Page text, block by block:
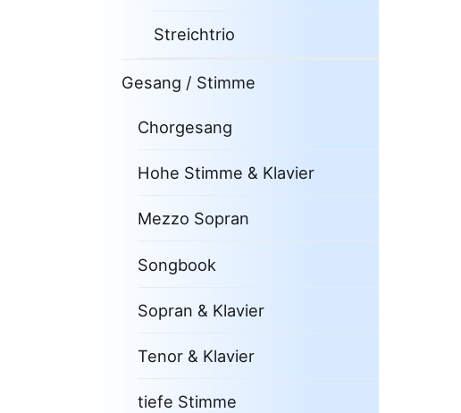
Streichtrio
Gesang / Stimme
Chorgesang
Hohe Stimme & Klavier
Mezzo Sopran
Songbook
Sopran & Klavier
Tenor & Klavier
tiefe Stimme